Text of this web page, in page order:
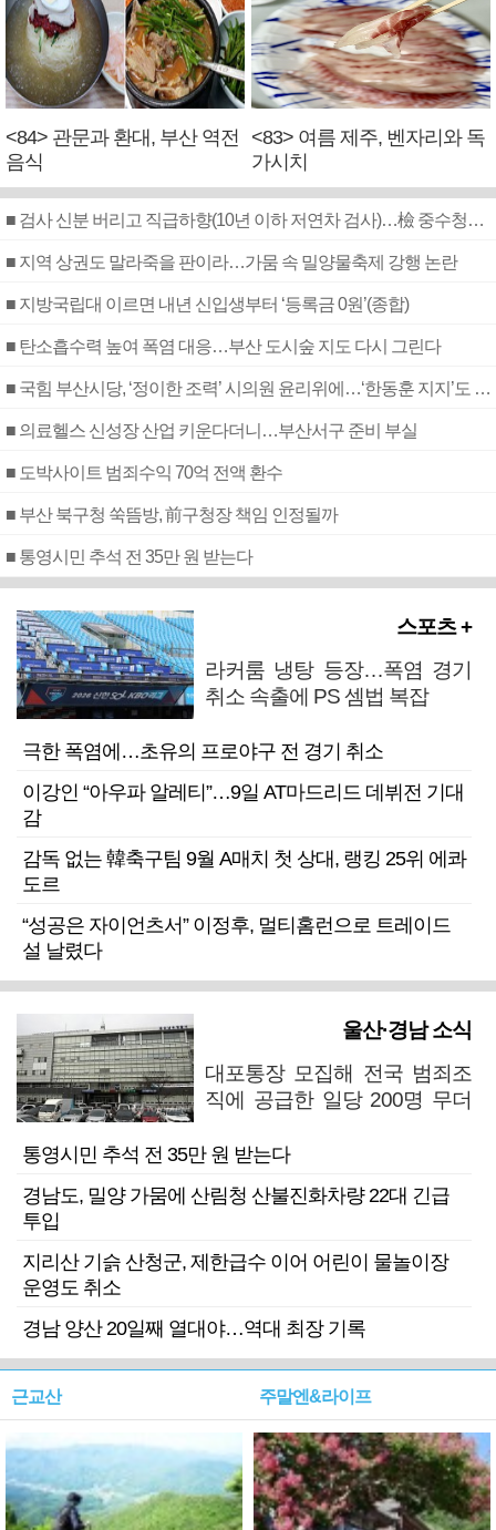
<84> 관문과 환대, 부산 역전
음식
<83> 여름 제주, 벤자리와 독
가시치
■ 검사 신분 버리고 직급하향(10년 이하 저연차 검사)…檢 중수청행 기피
■ 지역 상권도 말라죽을 판이라…가뭄 속 밀양물축제 강행 논란
■ 지방국립대 이르면 내년 신입생부터 ‘등록금 0원’(종합)
■ 탄소흡수력 높여 폭염 대응…부산 도시숲 지도 다시 그린다
■ 국힘 부산시당, ‘정이한 조력’ 시의원 윤리위에…‘한동훈 지지’도 신고접수
■ 의료헬스 신성장 산업 키운다더니…부산서구 준비 부실
■ 도박사이트 범죄수익 70억 전액 환수
■ 부산 북구청 쑥뜸방, 前구청장 책임 인정될까
■ 통영시민 추석 전 35만 원 받는다
스포츠 +
라커룸 냉탕 등장…폭염 경기
취소 속출에 PS 셈법 복잡
극한 폭염에…초유의 프로야구 전 경기 취소
이강인 “아우파 알레티”…9일 AT마드리드 데뷔전 기대
감
감독 없는 韓축구팀 9월 A매치 첫 상대, 랭킹 25위 에콰
도르
“성공은 자이언츠서” 이정후, 멀티홈런으로 트레이드
설 날렸다
울산·경남 소식
대포통장 모집해 전국 범죄조
직에 공급한 일당 200명 무더
통영시민 추석 전 35만 원 받는다
경남도, 밀양 가뭄에 산림청 산불진화차량 22대 긴급
투입
지리산 기슭 산청군, 제한급수 이어 어린이 물놀이장
운영도 취소
경남 양산 20일째 열대야…역대 최장 기록
근교산 주말엔&라이프